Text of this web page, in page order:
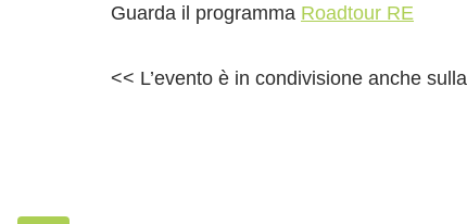
Guarda il programma Roadtour RE
<< L’evento è in condivisione anche sulla